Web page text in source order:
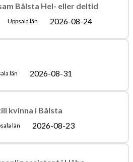
Bålsta Hel- eller deltid
Uppsala län 2026-08-24
län 2026-08-31
kvinna i Bålsta
län 2026-08-23